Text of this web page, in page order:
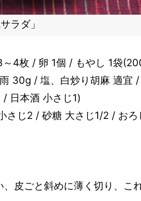
ラダ」
4枚 / 卵 1個 / もやし 1袋
30g / 塩、白炒り胡麻 適宜 /
日本酒 小さじ1)
さじ2 / 砂糖 大さじ1/2 / お
皮ごと斜めに薄く切り、こ